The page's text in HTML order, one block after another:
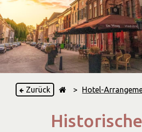
Zurück > Hotel-